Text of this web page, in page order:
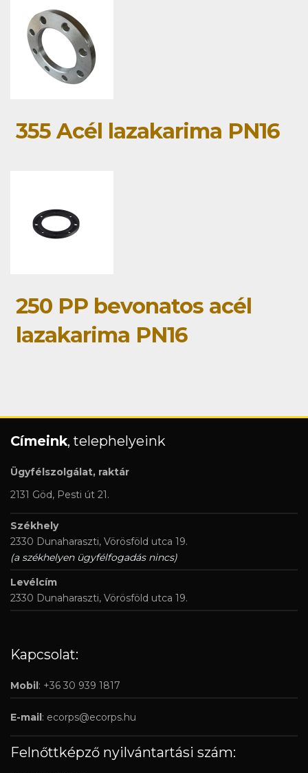
355 Acél lazakarima PN16
250 PP bevonatos acél
lazakarima PN16
Címeink, telephelyeink
Ügyfélszolgálat, raktár
2131 Göd, Pesti út 21.
Székhely
2330 Dunaharaszti, Vörösföld utca 19.
(a székhelyen ügyfélfogadás nincs)
Levélcím
2330 Dunaharaszti, Vörösföld utca 19.
Kapcsolat:
Mobil: +36 30 939 1817
E-mail: ecorps@ecorps.hu
Felnőttképző nyilvántartási szám: